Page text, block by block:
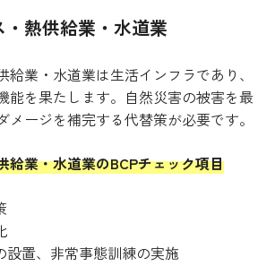
・熱供給業・水道業
給業・水道業は生活インフラであり、
能を果たします。自然災害の被害を最
メージを補完する代替策が必要です。
給業・水道業のBCPチェック項目
置、非常事態訓練の実施